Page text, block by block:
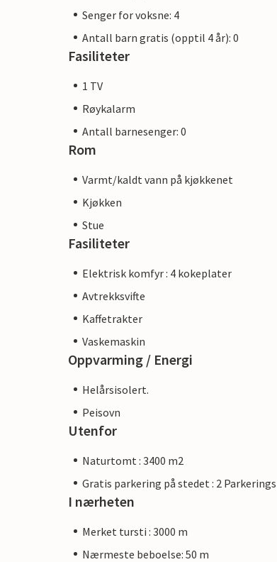
Senger for voksne: 4
Antall barn gratis (opptil 4 år): 0
Fasiliteter
1 TV
Røykalarm
Antall barnesenger: 0
Rom
Varmt/kaldt vann på kjøkkenet
Kjøkken
Stue
Fasiliteter
Elektrisk komfyr : 4 kokeplater
Avtrekksvifte
Kaffetrakter
Vaskemaskin
Oppvarming / Energi
Helårsisolert.
Peisovn
Utenfor
Naturtomt : 3400 m2
Gratis parkering på stedet : 2
I nærheten
Merket tursti : 3000 m
Nærmeste beboelse: 50 m